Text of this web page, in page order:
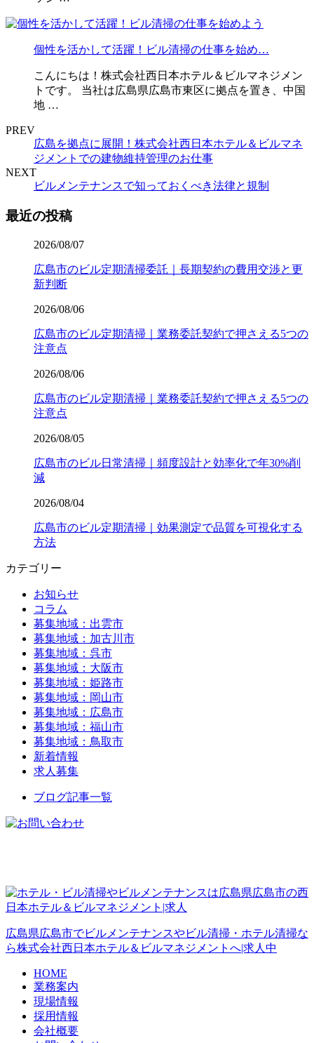
個性を活かして活躍！ビル清掃の仕事を始め…
こんにちは！株式会社西日本ホテル＆ビルマネジメン
トです。 当社は広島県広島市東区に拠点を置き、中国
地 …
PREV
広島を拠点に展開！株式会社西日本ホテル＆ビルマネ
ジメントでの建物維持管理のお仕事
NEXT
ビルメンテナンスで知っておくべき法律と規制
最近の投稿
2026/08/07
広島市のビル定期清掃委託｜長期契約の費用交渉と更
新判断
2026/08/06
広島市のビル定期清掃｜業務委託契約で押さえる5つの
注意点
2026/08/06
広島市のビル定期清掃｜業務委託契約で押さえる5つの
注意点
2026/08/05
広島市のビル日常清掃｜頻度設計と効率化で年30%削
減
2026/08/04
広島市のビル定期清掃｜効果測定で品質を可視化する
方法
カテゴリー
お知らせ
コラム
募集地域：出雲市
募集地域：加古川市
募集地域：呉市
募集地域：大阪市
募集地域：姫路市
募集地域：岡山市
募集地域：広島市
募集地域：福山市
募集地域：鳥取市
新着情報
求人募集
ブログ記事一覧
広島県広島市でビルメンテナンスやビル清掃・ホテル清掃な
ら株式会社西日本ホテル＆ビルマネジメントへ|求人中
HOME
業務案内
現場情報
採用情報
会社概要